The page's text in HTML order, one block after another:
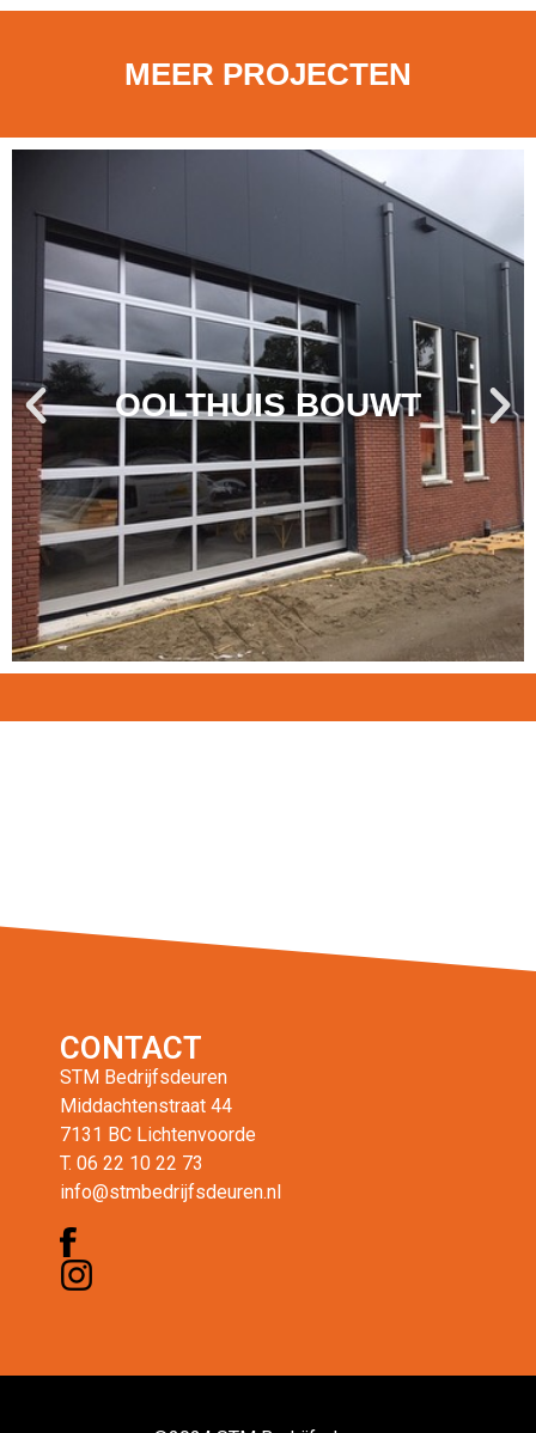
MEER PROJECTEN
OOLTHUIS BOUWT
CONTACT
STM Bedrijfsdeuren
Middachtenstraat 44
7131 BC Lichtenvoorde
T. 06 22 10 22 73
info@stmbedrijfsdeuren.nl